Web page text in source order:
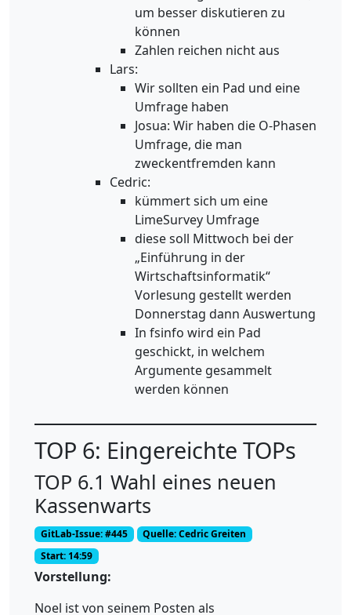
um besser diskutieren zu
können
Zahlen reichen nicht aus
Lars:
Wir sollten ein Pad und eine
Umfrage haben
Josua: Wir haben die O-Phasen
Umfrage, die man
zweckentfremden kann
Cedric:
kümmert sich um eine
LimeSurvey Umfrage
diese soll Mittwoch bei der
„Einführung in der
Wirtschaftsinformatik“
Vorlesung gestellt werden
Donnerstag dann Auswertung
In fsinfo wird ein Pad
geschickt, in welchem
Argumente gesammelt
werden können
TOP 6: Eingereichte TOPs
TOP 6.1 Wahl eines neuen
Kassenwarts
GitLab-Issue: #445
Quelle: Cedric Greiten
Start: 14:59
Vorstellung:
Noel ist von seinem Posten als